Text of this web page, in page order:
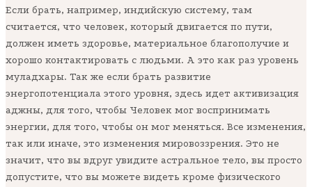
Если брать, например, индийскую систему, там
считается, что человек, который двигается по пути,
должен иметь здоровье, материальное благополучие и
хорошо контактировать с людьми. А это как раз уровень
муладхары. Так же если брать развитие
энергопотенциала этого уровня, здесь идет активизация
аджны, для того, чтобы Человек мог воспринимать
энергии, для того, чтобы он мог меняться. Все изменения,
так или иначе, это изменения мировоззрения. Это не
значит, что вы вдруг увидите астральное тело, вы просто
допустите, что вы можете видеть кроме физического